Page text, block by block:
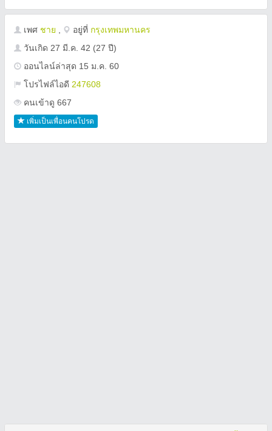
เพศ ชาย อยู่ที่ กรุงเทพมหานคร
วันเกิด 27 มี.ค. 42 (27 ปี)
ออนไลน์ล่าสุด 15 ม.ค. 60
โปรไฟล์ไอดี 247608
คนเข้าดู 667
เพิ่มเป็นเพื่อนคนโปรด